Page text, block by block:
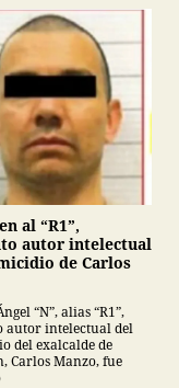
al “R1”,
autor intelectual
de Carlos
“N”, alias “R1”,
autor intelectual del
del exalcalde de
Carlos Manzo, fue